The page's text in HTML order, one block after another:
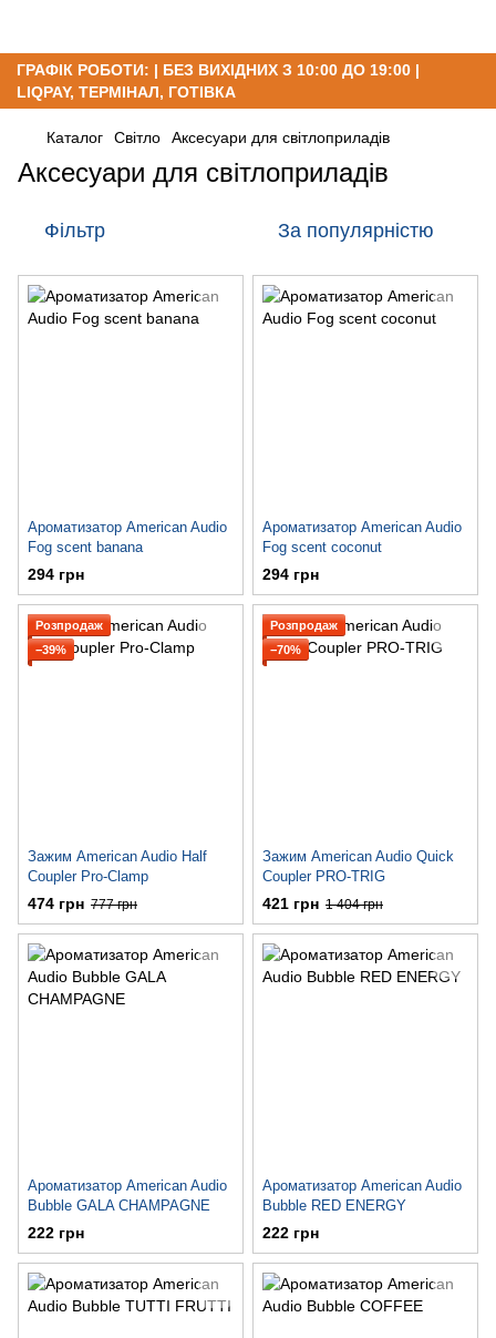
ГРАФІК РОБОТИ: | БЕЗ ВИХІДНИХ З 10:00 ДО 19:00 |
LIQPAY, ТЕРМІНАЛ, ГОТІВКА
Каталог Світло Аксесуари для світлоприладів
Аксесуари для світлоприладів
Фільтр За популярністю
Ароматизатор American Audio
Fog scent banana
294 грн
Ароматизатор American Audio
Fog scent coconut
294 грн
Розпродаж
−39%
Зажим American Audio Half
Coupler Pro-Clamp
474 грн 777 грн
Розпродаж
−70%
Зажим American Audio Quick
Coupler PRO-TRIG
421 грн 1 404 грн
Ароматизатор American Audio
Bubble GALA CHAMPAGNE
222 грн
Ароматизатор American Audio
Bubble RED ENERGY
222 грн